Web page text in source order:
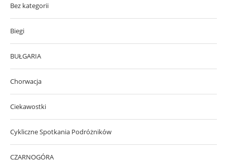
Bez kategorii
Biegi
BUŁGARIA
Chorwacja
Ciekawostki
Cykliczne Spotkania Podróżników
CZARNOGÓRA